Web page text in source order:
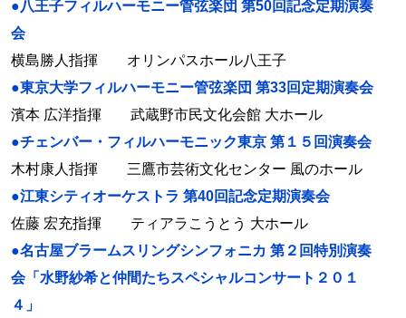
●八王子フィルハーモニー管弦楽団 第50回記念定期演奏
会
横島勝人指揮 オリンパスホール八王子
●東京大学フィルハーモニー管弦楽団 第33回定期演奏会
濱本 広洋指揮 武蔵野市民文化会館 大ホール
●チェンバー・フィルハーモニック東京 第１５回演奏会
木村康人指揮 三鷹市芸術文化センター 風のホール
●江東シティオーケストラ 第40回記念定期演奏会
佐藤 宏充指揮 ティアラこうとう 大ホール
●名古屋ブラームスリングシンフォニカ 第２回特別演奏
会「水野紗希と仲間たちスペシャルコンサート２０１
４」